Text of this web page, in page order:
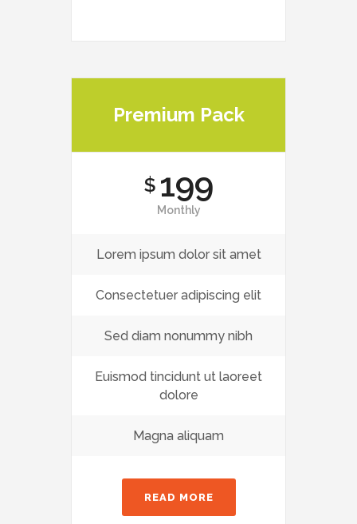
Premium Pack
$ 199
Monthly
Lorem ipsum dolor sit amet
Consectetuer adipiscing elit
Sed diam nonummy nibh
Euismod tincidunt ut laoreet
dolore
Magna aliquam
READ MORE